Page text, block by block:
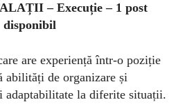
– Execuție – 1 post
disponibil
are experiență într-o poziție
abilități de organizare și
adaptabilitate la diferite situații.